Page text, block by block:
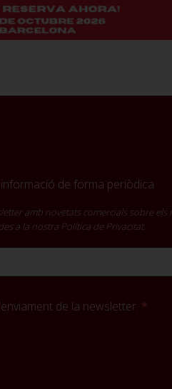
de forma periòdica
amb novetats comercials sobre els
a la nostra Política de Privacitat.
de la newsletter.